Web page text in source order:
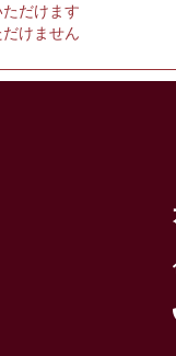
だけます
けません